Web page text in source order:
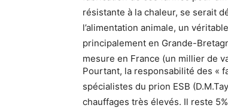
résistante à la chaleur, se serait
l’alimentation animale, un
principalement en Grande-
mesure en France (un millier de
Pourtant, la responsabilité des «
spécialistes du prion ESB
chauffages très élevés. Il reste